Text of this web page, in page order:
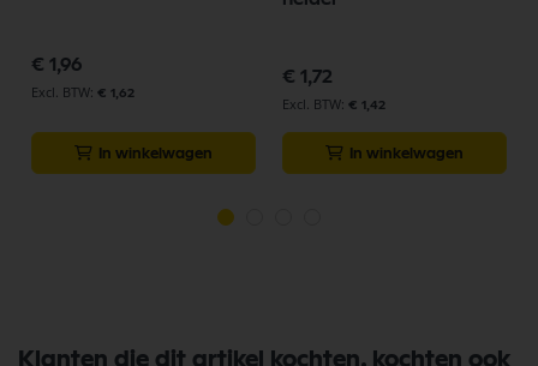
€ 1,96
€ 1,62
In winkelwagen
€ 1,72
€ 1,42
In winkelwagen
Klanten die dit artikel kochten, kochten ook